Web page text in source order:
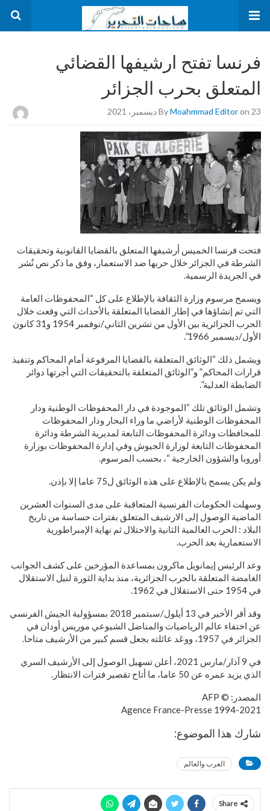
فرنسا تفتح ارشيفها القضائي
المتعلق بحرب الجزائر
ByMoahmmad Editoron 23 ديسمبر، 2021
فتحت فرنسا الخميس أرشيفها المتعلق بالقضايا القانونية وتحقيقات
الشرطة في الجزائر خلال حربها ضد الاستعمار، وفق ما ذكر نص نُشر
في الجريدة الرسمية.
ويسمح مرسوم وزارة الثقافة بالإطلاع على كل “المحفوظات العامة
التي تم إنشاؤها في إطار القضايا المتعلقة بالأحداث التي وقعت خلال
الحرب الجزائرية بين الأول من تشرين الثاني/نوفمبر 1954 و31 كانون
الأول/ديسمبر 1966”.
ويشمل ذلك “الوثائق المتعلقة بالقضايا المرفوعة أمام المحاكم وتنفيذ
قرارات المحاكم” و”الوثائق المتعلقة بالتحقيقات التي أجرتها دوائر
الضابطة العدلية”.
وتشمل الوثائق تلك “الموجودة في دار المحفوظات الوطنية ودار
المحفوظات الوطنية لأراضي ما وراء البحار ودار المحفوظات
للمحافظات ودائرة المحفوظات التابعة لمديرية الشرطة ودائرة
المحفوظات التابعة لوزارة الجيوش وفي إدارة المحفوظات بوزارة
أوروبا والشؤون الخارجية “، بحسب المرسوم.
ولم يكن يسمح بالإطلاع على هذه الوثائق ل75 عاما إلا بإذن.
وسهلت الحكومات الفرنسية المتعاقبة على مدى السنوات العشرين
الماضية الوصول إلى الارشيف المتعلق بفترات حساسة من تاريخ
البلاد : الحرب العالمية الثانية والاحتلال ثم نهاية الإمبراطورية
الاستعمارية بعد الحرب.
وعد الرئيس إيمانويل ماكرون بمساعدة المؤرخين على كشف الجوانب
الغامضة المتعلقة بالحرب الجزائرية، منذ بداية الثورة لنيل الاستقلال
في 1954 حتى الاستقلال في 1962.
وقد أقر الأخير في 13 أيلول/سبتمبر 2018 بمسؤولية الجيش الفرنسي
عن اختفاء عالم الرياضيات والمناضل الشيوعي موريس أودان في
الجزائر في 1957، ووعَد عائلته بجعل قسم كبير من الأرشيف متاحا.
في 9 آذار/مارس 2021، أعلن تسهيل الوصول إلى الأرشيف السري
الذي يزيد عمره عن 50 عاما، ما أتاح تقصير فترات الانتظار.
المصدر: © AFP
1994-2021 Agence France-Presse
شارك هذا الموضوع:
العرب والعالم
Share